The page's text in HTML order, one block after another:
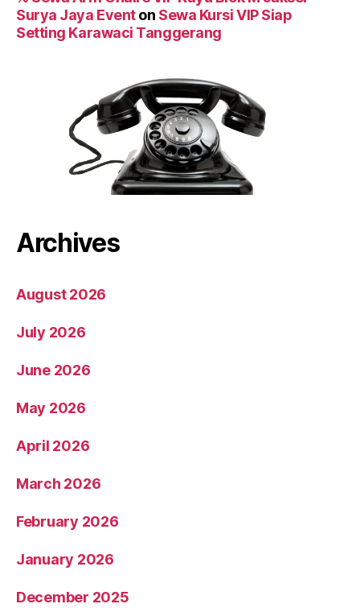
Surya Jaya Eventon Sewa Kursi VIP Siap
Setting Karawaci Tanggerang
Archives
August 2026
July 2026
June 2026
May 2026
April 2026
March 2026
February 2026
January 2026
December 2025